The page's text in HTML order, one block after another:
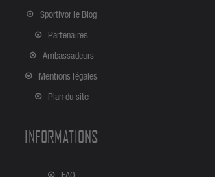
Sportivor le Blog
Partenaires
Ambassadeurs
Mentions légales
Plan du site
INFORMATIONS
FAQ